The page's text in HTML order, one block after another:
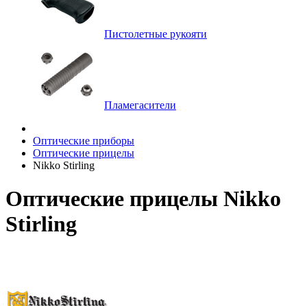
Пистолетные рукояти
Пламегасители
Оптические приборы
Оптические прицелы
Nikko Stirling
Оптические прицелы Nikko
Stirling